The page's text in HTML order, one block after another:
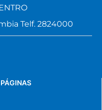
PÁGINAS
Telf. 2824000